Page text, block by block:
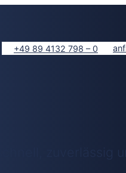
+49 89 4132 798 – 0
zuverlässig